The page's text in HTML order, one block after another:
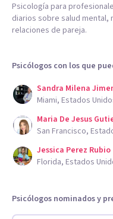
Psicología para
diarios sobre salud
relaciones de pareja.
Psicólogos con los que
Sandra Milena
Miami, Estados
Maria De Jesus
San Francisco,
Jessica Perez Rubio
Florida, Estados
Psicólogos nominados y